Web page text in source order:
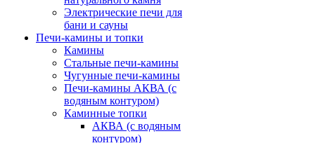
Электрические печи для
бани и сауны
Печи-камины и топки
Камины
Стальные печи-камины
Чугунные печи-камины
Печи-камины АКВА (с
водяным контуром)
Каминные топки
АКВА (с водяным
контуром)